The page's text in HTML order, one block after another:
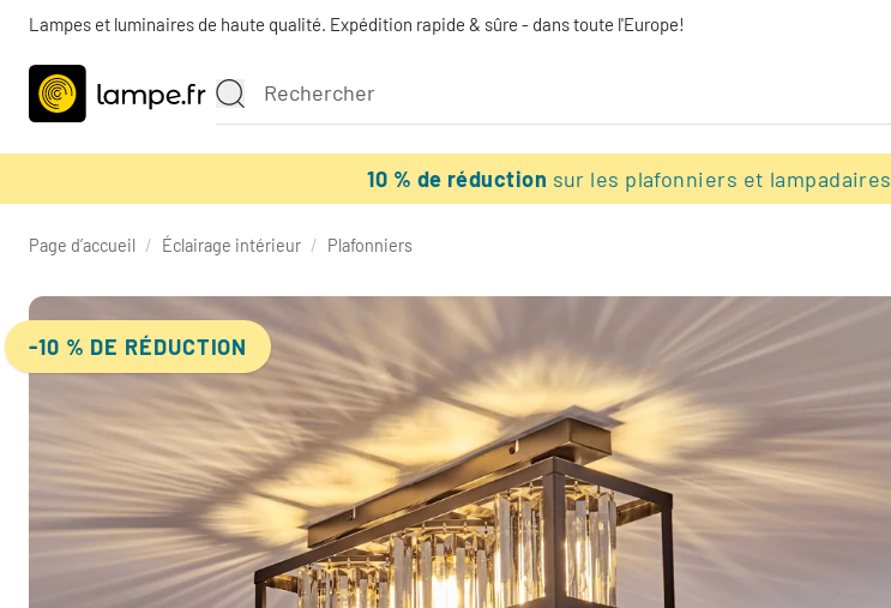
Lampes et luminaires de haute qualité. Expédition rapide & sûre - dans toute l'Europe!
10 % de réduction sur les plafonniers et lampadaires
Page d’accueil / Éclairage intérieur / Plafonniers
-10 % DE RÉDUCTION